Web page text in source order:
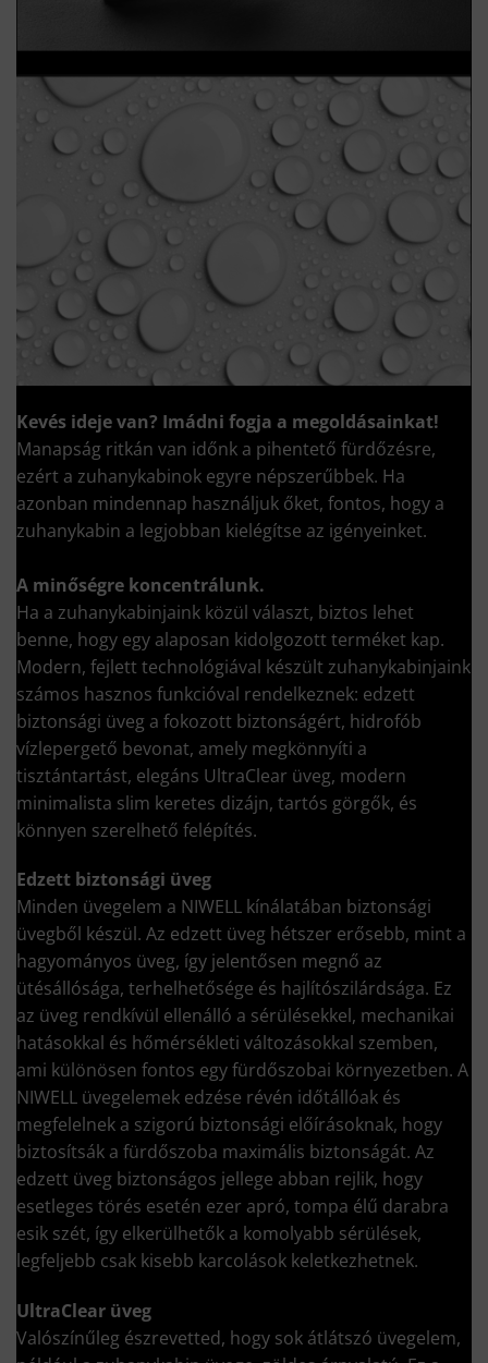
Kevés ideje van? Imádni fogja a megoldásainkat!
Manapság ritkán van időnk a pihentető fürdőzésre,
ezért a zuhanykabinok egyre népszerűbbek. Ha
azonban mindennap használjuk őket, fontos, hogy a
zuhanykabin a legjobban kielégítse az igényeinket.
A minőségre koncentrálunk.
Ha a zuhanykabinjaink közül választ, biztos lehet
benne, hogy egy alaposan kidolgozott terméket kap.
Modern, fejlett technológiával készült zuhanykabinjaink
számos hasznos funkcióval rendelkeznek: edzett
biztonsági üveg a fokozott biztonságért, hidrofób
vízlepergető bevonat, amely megkönnyíti a
tisztántartást, elegáns UltraClear üveg, modern
minimalista slim keretes dizájn, tartós görgők, és
könnyen szerelhető felépítés.
Edzett biztonsági üveg
Minden üvegelem a NIWELL kínálatában biztonsági
üvegből készül. Az edzett üveg hétszer erősebb, mint a
hagyományos üveg, így jelentősen megnő az
ütésállósága, terhelhetősége és hajlítószilárdsága. Ez
az üveg rendkívül ellenálló a sérülésekkel, mechanikai
hatásokkal és hőmérsékleti változásokkal szemben,
ami különösen fontos egy fürdőszobai környezetben. A
NIWELL üvegelemek edzése révén időtállóak és
megfelelnek a szigorú biztonsági előírásoknak, hogy
biztosítsák a fürdőszoba maximális biztonságát. Az
edzett üveg biztonságos jellege abban rejlik, hogy
esetleges törés esetén ezer apró, tompa élű darabra
esik szét, így elkerülhetők a komolyabb sérülések,
legfeljebb csak kisebb karcolások keletkezhetnek.
UltraClear üveg
Valószínűleg észrevetted, hogy sok átlátszó üvegelem,